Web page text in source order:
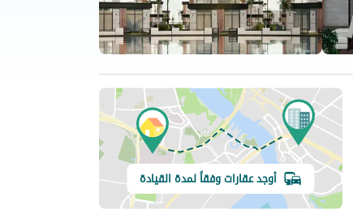
أوجد عقارات وفقاً لمدة القيادة